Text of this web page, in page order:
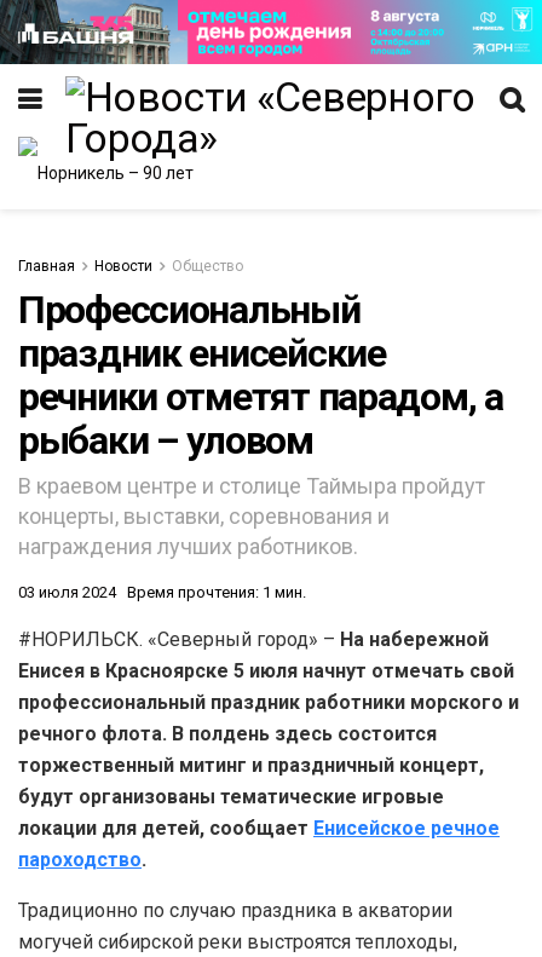
Главная Новости Общество
Профессиональный
праздник енисейские
речники отметят парадом, а
рыбаки – уловом
В краевом центре и столице Таймыра пройдут
концерты, выставки, соревнования и
награждения лучших работников.
03 июля 2024 Время прочтения: 1 мин.
#НОРИЛЬСК. «Северный город» – На набережной
Енисея в Красноярске 5 июля начнут отмечать свой
профессиональный праздник работники морского и
речного флота. В полдень здесь состоится
торжественный митинг и праздничный концерт,
будут организованы тематические игровые
локации для детей, сообщает Енисейское речное
пароходство.
Традиционно по случаю праздника в акватории
могучей сибирской реки выстроятся теплоходы,